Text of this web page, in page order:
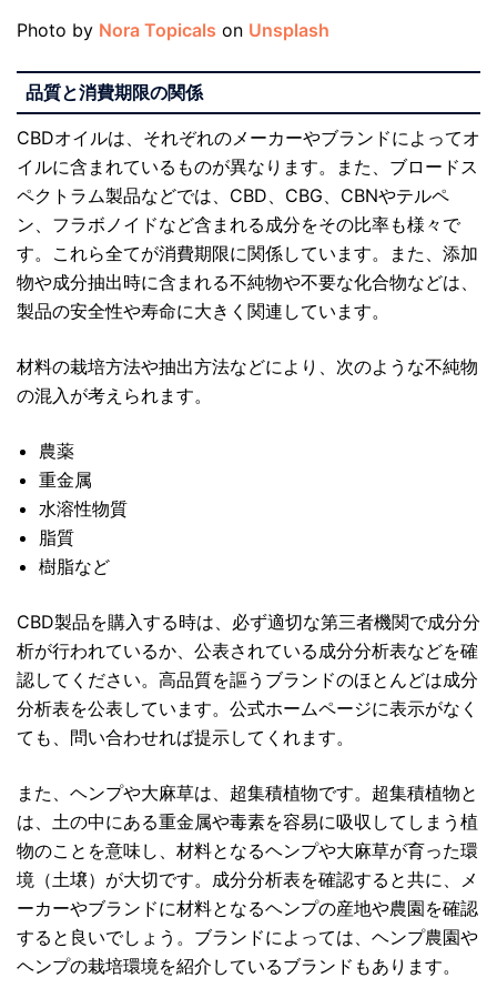
Photo by Nora Topicals on Unsplash
品質と消費期限の関係
CBDオイルは、それぞれのメーカーやブランドによってオ
イルに含まれているものが異なります。また、ブロードス
ペクトラム製品などでは、CBD、CBG、CBNやテルペ
ン、フラボノイドなど含まれる成分をその比率も様々で
す。これら全てが消費期限に関係しています。また、添加
物や成分抽出時に含まれる不純物や不要な化合物などは、
製品の安全性や寿命に大きく関連しています。
材料の栽培方法や抽出方法などにより、次のような不純物
の混入が考えられます。
農薬
重金属
水溶性物質
脂質
樹脂など
CBD製品を購入する時は、必ず適切な第三者機関で成分分
析が行われているか、公表されている成分分析表などを確
認してください。高品質を謳うブランドのほとんどは成分
分析表を公表しています。公式ホームページに表示がなく
ても、問い合わせれば提示してくれます。
また、ヘンプや大麻草は、超集積植物です。超集積植物と
は、土の中にある重金属や毒素を容易に吸収してしまう植
物のことを意味し、材料となるヘンプや大麻草が育った環
境（土壌）が大切です。成分分析表を確認すると共に、メ
ーカーやブランドに材料となるヘンプの産地や農園を確認
すると良いでしょう。ブランドによっては、ヘンプ農園や
ヘンプの栽培環境を紹介しているブランドもあります。